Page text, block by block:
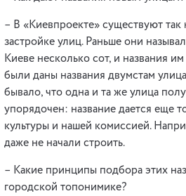
– В «Киевпроекте» существуют так
застройке улиц. Раньше они
Киеве несколько сот, и названия
были даны названия двумстам
бывало, что одна и та же улица
упорядочен: название дается еще
культуры и нашей комиссией.
даже не начали строить.
– Какие принципы подбора этих
городской топонимике?